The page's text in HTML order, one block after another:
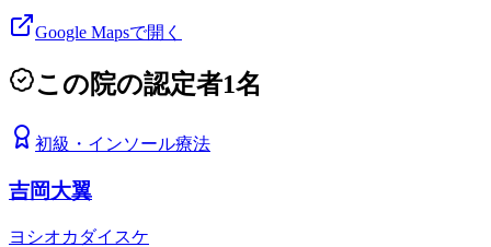
Google Mapsで開く
この院の認定者1名
初級 ・ インソール療法
吉岡大翼
ヨシオカダイスケ